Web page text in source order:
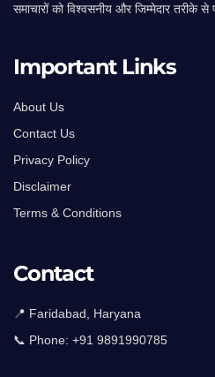
समाचारों को विश्वसनीय और जिम्मेदार तरीके
Important Links
About Us
Contact Us
Privacy Policy
Disclaimer
Terms & Conditions
Contact
📍 Faridabad, Haryana
📞 Phone: +91 9891990785